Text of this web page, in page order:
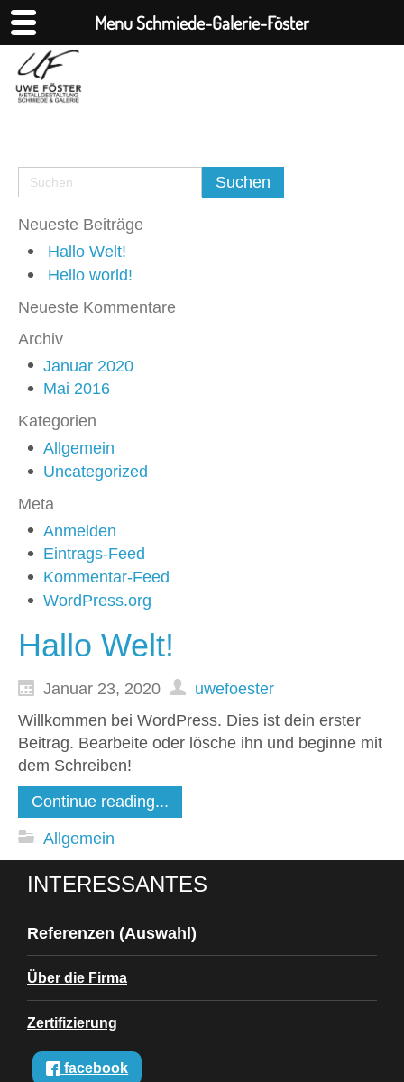
Neueste Beiträge
Hallo Welt!
Hello world!
Neueste Kommentare
Archiv
Januar 2020
Mai 2016
Kategorien
Allgemein
Uncategorized
Meta
Anmelden
Eintrags-Feed
Kommentar-Feed
WordPress.org
Hallo Welt!
Januar 23, 2020
uwefoester
Willkommen bei WordPress. Dies ist dein erster
Beitrag. Bearbeite oder lösche ihn und beginne mit
dem Schreiben!
Continue reading...
Allgemein
INTERESSANTES
Referenzen (Auswahl)
Über die Firma
Zertifizierung
facebook
Menu Schmiede-Galerie-Föster